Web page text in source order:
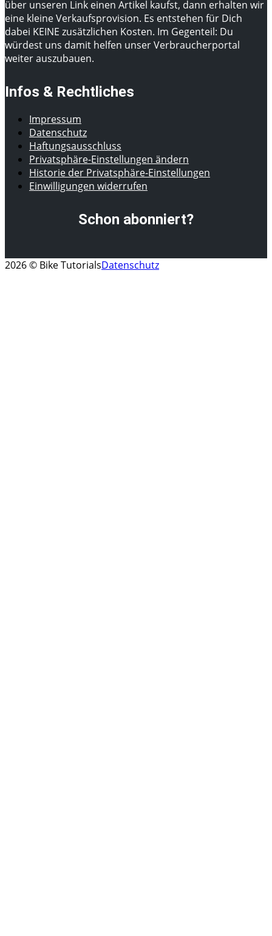
über unseren Link einen Artikel kaufst, dann erhalten wir
eine kleine Verkaufsprovision. Es entstehen für Dich
dabei KEINE zusätzlichen Kosten. Im Gegenteil: Du
würdest uns damit helfen unser Verbraucherportal
weiter auszubauen.
Infos & Rechtliches
Impressum
Datenschutz
Haftungsausschluss
Privatsphäre-Einstellungen ändern
Historie der Privatsphäre-Einstellungen
Einwilligungen widerrufen
Schon abonniert?
2026 © Bike TutorialsDatenschutz